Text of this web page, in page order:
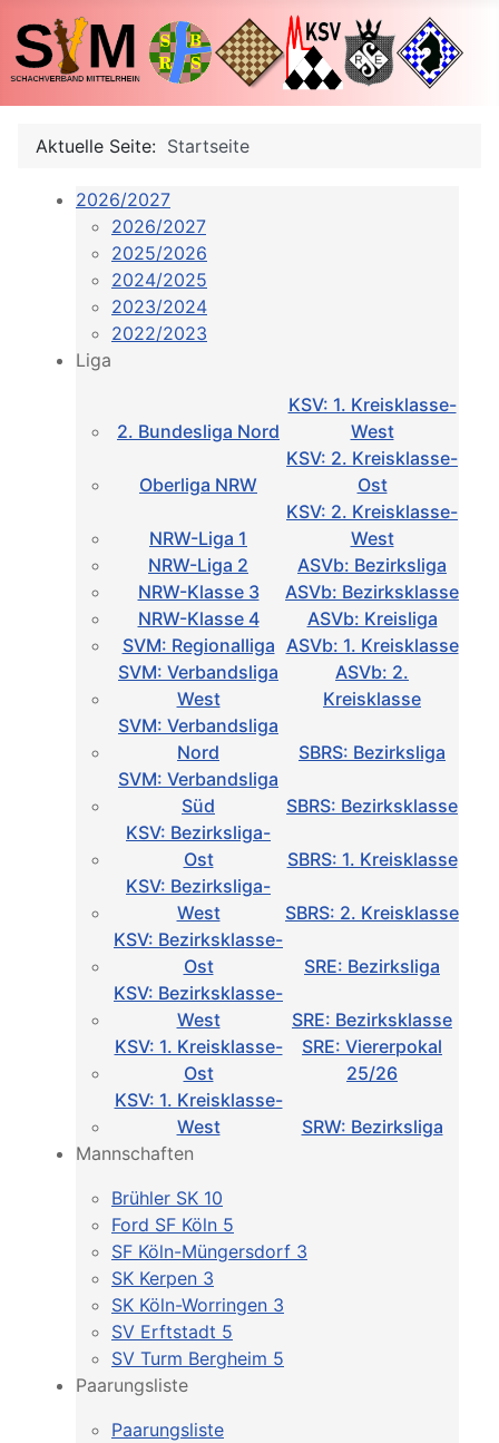
Aktuelle Seite: Startseite
2026/2027
2026/2027
2025/2026
2024/2025
2023/2024
2022/2023
Liga
2. Bundesliga Nord
KSV: 1. Kreisklasse-
West
Oberliga NRW
KSV: 2. Kreisklasse-
Ost
NRW-Liga 1
KSV: 2. Kreisklasse-
West
NRW-Liga 2
ASVb: Bezirksliga
NRW-Klasse 3
ASVb: Bezirksklasse
NRW-Klasse 4
ASVb: Kreisliga
SVM: Regionalliga ASVb: 1. Kreisklasse
SVM: Verbandsliga
West
ASVb: 2.
Kreisklasse
SVM: Verbandsliga
Nord
SBRS: Bezirksliga
SVM: Verbandsliga
Süd
SBRS: Bezirksklasse
KSV: Bezirksliga-
Ost
SBRS: 1. Kreisklasse
KSV: Bezirksliga-
West
SBRS: 2. Kreisklasse
KSV: Bezirksklasse-
Ost
SRE: Bezirksliga
KSV: Bezirksklasse-
West
SRE: Bezirksklasse
KSV: 1. Kreisklasse-
Ost
SRE: Viererpokal
25/26
KSV: 1. Kreisklasse-
West
SRW: Bezirksliga
Mannschaften
Brühler SK 10
Ford SF Köln 5
SF Köln-Müngersdorf 3
SK Kerpen 3
SK Köln-Worringen 3
SV Erftstadt 5
SV Turm Bergheim 5
Paarungsliste
Paarungsliste